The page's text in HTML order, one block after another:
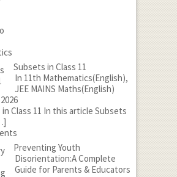
Subsets in Class 11
In 11th Mathematics(English),
JEE MAINS Maths(English)
in Class 11 In this article Subsets
Preventing Youth
Disorientation:A Complete
Guide for Parents & Educators